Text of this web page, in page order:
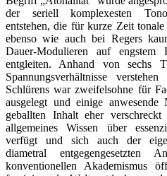
der seriell komplexesten
entstehen, die für kurze Zeit
ebenso wie auch bei Regers
Dauer-Modulieren auf
entgleiten. Anhand von sechs
Spannungsverhältnisse
Schlürens war zweifelsohne für
ausgelegt und einige
geballten Inhalt eher
allgemeines Wissen über
verfügt und sich auch der
diametral entgegengesetzten
konventionellen Akademismus